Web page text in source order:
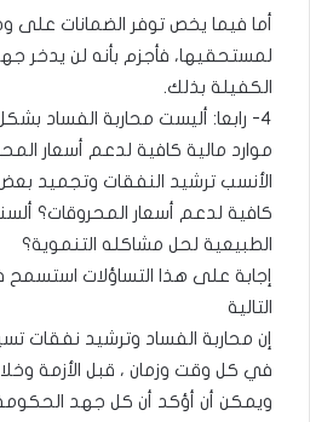
أما فيما يخص توفر الضمانات على
لمستحقيها، فأجزم بأنه لن يدخر
الكفيلة بذلك.
٤- رابعا: أليست محاربة الفساد
موارد مالية كافية لدعم أسعار
الأنسب ترشيد النفقات وتجميد بعض
كافية لدعم أسعار المحروقات؟
الطبيعية لحل مشاكله التنموية؟
إجابة على هذا التساؤلات استسمح
التالية
إن محاربة الفساد وترشيد نفقات
في كل وقت وزمان ، قبل الأزمة
ويمكن أن أؤكد أن كل جهد